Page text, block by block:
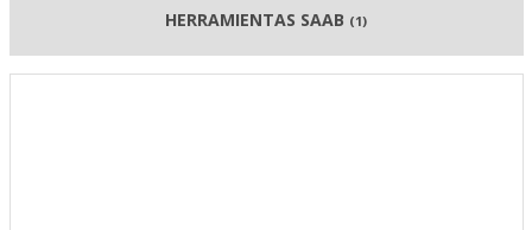
HERRAMIENTAS SAAB (1)